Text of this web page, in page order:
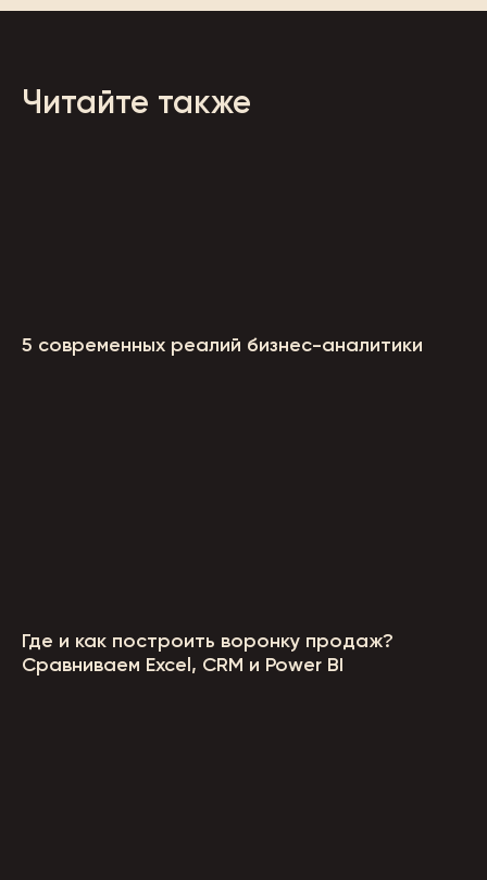
Читайте также
5 современных реалий бизнес-аналитики
Где и как построить воронку продаж?
Сравниваем Excel, CRM и Power BI